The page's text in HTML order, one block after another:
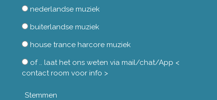
nederlandse muziek
buiterlandse muziek
house trance harcore muziek
of .. laat het ons weten via mail/chat/App <
contact room voor info >
Stemmen